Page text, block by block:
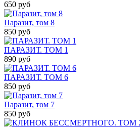
650 руб
Паразит, том 8
850 руб
ПАРАЗИТ. ТОМ 1
890 руб
ПАРАЗИТ. ТОМ 6
850 руб
Паразит, том 7
850 руб